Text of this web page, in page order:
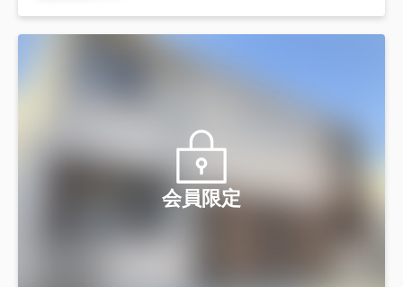
会員限定